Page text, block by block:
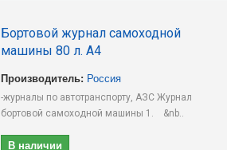
Бортовой журнал самоходной
машины 80 л. А4
Производитель: Россия
-журналы по автотранспорту, АЗС Журнал
бортовой самоходной машины 1. &nb..
В наличии